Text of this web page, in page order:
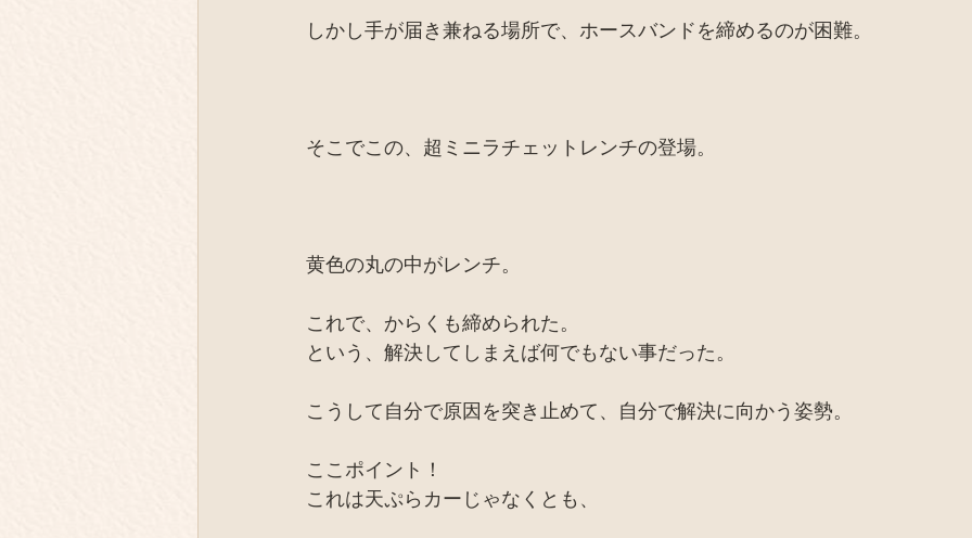
しかし手が届き兼ねる場所で、ホースバンドを締めるのが困難。
そこでこの、超ミニラチェットレンチの登場。
黄色の丸の中がレンチ。
これで、からくも締められた。
という、解決してしまえば何でもない事だった。
こうして自分で原因を突き止めて、自分で解決に向かう姿勢。
ここポイント！
これは天ぷらカーじゃなくとも、